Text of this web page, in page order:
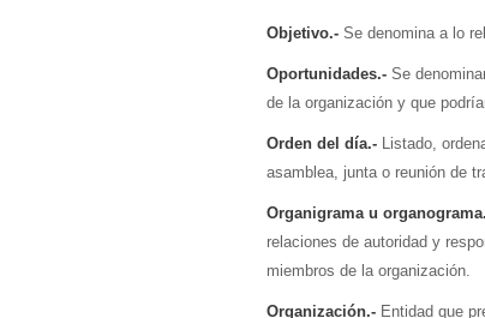
Objetivo.- Se denomina a lo
Oportunidades.- Se
de la organización y que
Orden del día.- Listado,
asamblea, junta o reunión de
Organigrama u
relaciones de autoridad y
miembros de la organización.
Organización.- Entidad que